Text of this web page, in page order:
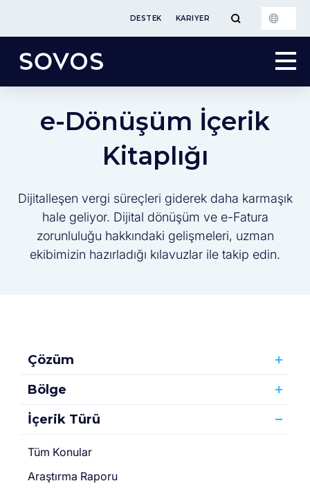
DESTEK KARIYER
e-Dönüşüm İçerik
Kitaplığı
Dijitalleşen vergi süreçleri giderek daha karmaşık
hale geliyor. Dijital dönüşüm ve e-Fatura
zorunluluğu hakkındaki gelişmeleri, uzman
ekibimizin hazırladığı kılavuzlar ile takip edin.
Çözüm
Bölge
İçerik Türü
Tüm Konular
Araştırma Raporu